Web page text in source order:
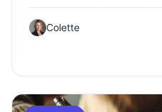
Colette